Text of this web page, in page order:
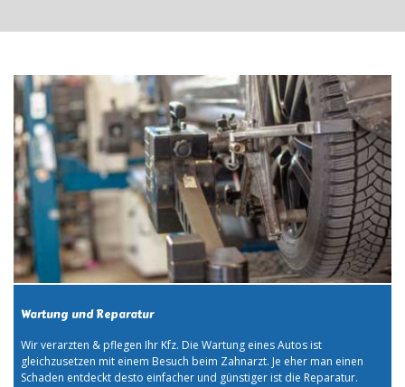
Wartung und Reparatur
Wir verarzten & pflegen Ihr Kfz. Die Wartung eines Autos ist
gleichzusetzen mit einem Besuch beim Zahnarzt. Je eher man einen
Schaden entdeckt desto einfacher und günstiger ist die Reparatur.